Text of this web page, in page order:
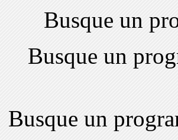
Busque un
Busque un
Busque un